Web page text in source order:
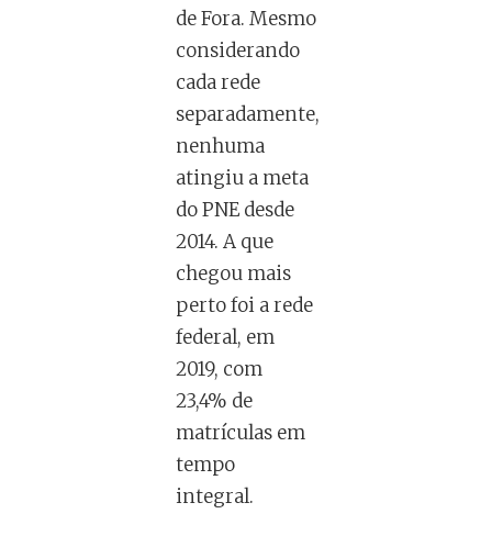
de Fora. Mesmo
considerando
cada rede
separadamente,
nenhuma
atingiu a meta
do PNE desde
2014. A que
chegou mais
perto foi a rede
federal, em
2019, com
23,4% de
matrículas em
tempo
integral.